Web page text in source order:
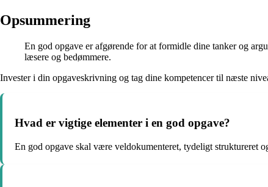
Opsummering
En god opgave er afgørende for at formidle dine tanker og
læsere og bedømmere.
Invester i din opgaveskrivning og tag dine kompetencer til næste
Hvad er vigtige elementer i en god opgave?
En god opgave skal være veldokumenteret, tydeligt struktureret